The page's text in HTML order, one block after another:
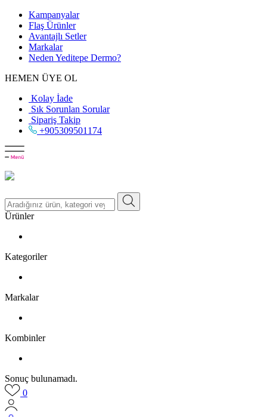
Kampanyalar
Flaş Ürünler
Avantajlı Setler
Markalar
Neden Yeditepe Dermo?
HEMEN ÜYE OL
Kolay İade
Sık Sorunlan Sorular
Sipariş Takip
+905309501174
Ürünler
Kategoriler
Markalar
Kombinler
Sonuç bulunamadı.
0